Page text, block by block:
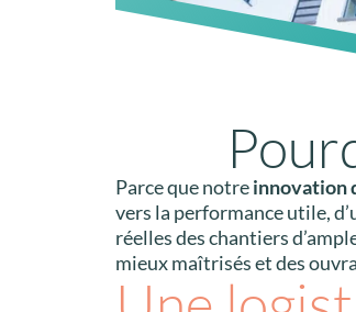
Parce que notreinnovation
vers la performance utile,
réelles des chantiers
mieux maîtrisés et des